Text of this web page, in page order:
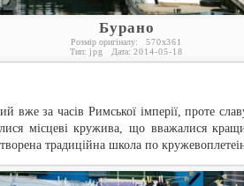
Бурано
Розмір оригіналу: 570x361
Тип: jpg Дата: 2014-05-18
вже за часів Римської імперії, проте
місцеві кружива, що вважалися
традиційна школа по